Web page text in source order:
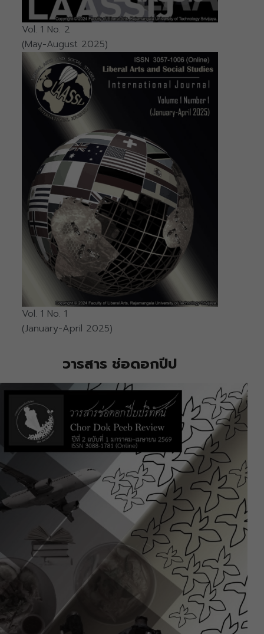
Vol. 1 No. 2
(May-August 2025)
Vol. 1 No. 1
(January-April 2025)
วารสาร ช่อดอกปีป